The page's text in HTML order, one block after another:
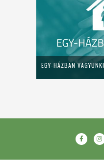
EGY-HÁZBAN VAGYUNK!